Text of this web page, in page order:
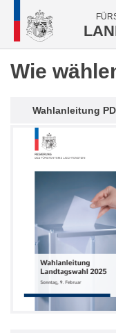
Wie
Wahlanleitung